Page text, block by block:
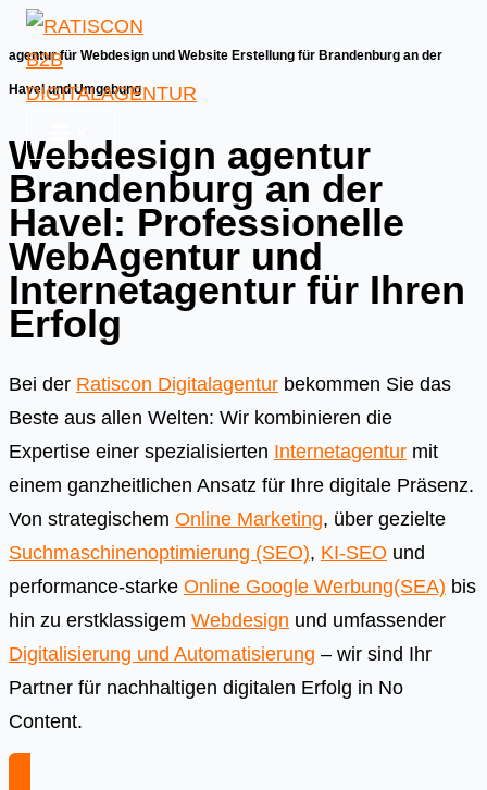
Skip
to
content
agentur für Webdesign und Website Erstellung für Brandenburg an der
Havel und Umgebung
Webdesign agentur
Brandenburg an der
Havel: Professionelle
WebAgentur und
Internetagentur für Ihren
Erfolg
Bei der Ratiscon Digitalagentur bekommen Sie das
Beste aus allen Welten: Wir kombinieren die
Expertise einer spezialisierten Internetagentur mit
einem ganzheitlichen Ansatz für Ihre digitale Präsenz.
Von strategischem Online Marketing, über gezielte
Suchmaschinenoptimierung (SEO), KI-SEO und
performance-starke Online Google Werbung(SEA) bis
hin zu erstklassigem Webdesign und umfassender
Digitalisierung und Automatisierung – wir sind Ihr
Partner für nachhaltigen digitalen Erfolg in No
Content.